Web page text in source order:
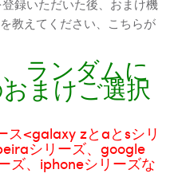
録いただいた後、おまけ機
教えてください、こちらが
ランダムに
まけご選択
<galaxy zとaとsシリ
シリーズ、google
ズ、iphoneシリーズな